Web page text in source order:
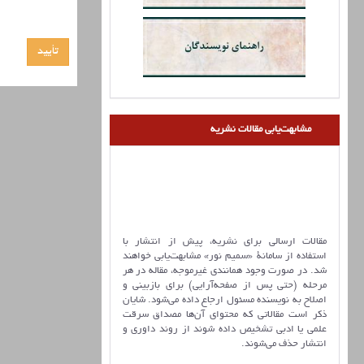
مشابهت‌یابی مقالات نشریه
مقالات ارسالی برای نشریه، پیش از انتشار با
استفاده از سامانۀ «سمیم نور» مشابهت‌یابی خواهند
شد. در صورت وجود همانندی غیرموجه، مقاله در هر
مرحله (حتی پس از صفحه‌آرایی) برای بازبینی و
اصلاح به نویسنده مسئول ارجاع داده می‌شود. شایان
ذکر است مقالاتی که محتوای آن‌ها مصداق سرقت
علمی یا ادبی تشخیص داده شوند از روند داوری و
انتشار حذف می‌شوند.